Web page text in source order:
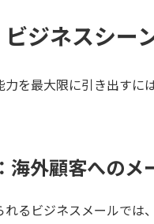
ビジネスシ
力を最大限に引き出すに
海外顧客へのメ
れるビジネスメールでは